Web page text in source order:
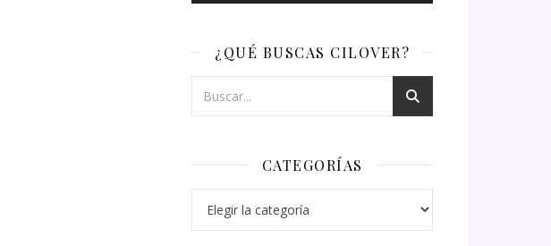
¿QUÉ BUSCAS CILOVER?
CATEGORÍAS